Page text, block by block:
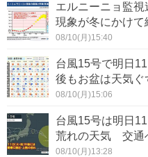
エルニーニョ監
現象が冬にかけて
08/10(月)15:40
台風15号で明日
後もお盆は天気ぐ
08/10(月)15:06
台風15号は明日
荒れの天気 交通
08/10(月)13:28